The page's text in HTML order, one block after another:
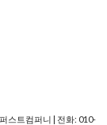
스트컴퍼니 | 전화: 010-